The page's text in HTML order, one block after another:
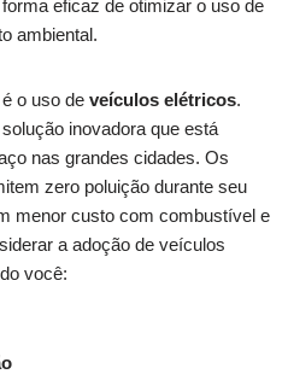
eficaz de otimizar o uso de
ambiental.
⁤o ‍uso de veículos elétricos.
inovadora que está
nas ⁣grandes⁢ cidades. Os
⁤zero poluição durante seu
menor custo com combustível ⁤e
⁤a adoção de veículos
você: